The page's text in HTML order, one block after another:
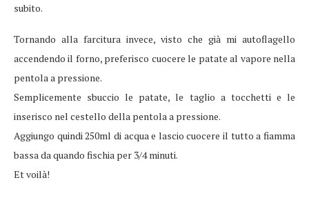
subito.
Tornando alla farcitura invece, visto che già mi autoflagello
accendendo il forno, preferisco cuocere le patate al vapore nella
pentola a pressione.
Semplicemente sbuccio le patate, le taglio a tocchetti e le
inserisco nel cestello della pentola a pressione.
Aggiungo quindi 250ml di acqua e lascio cuocere il tutto a fiamma
bassa da quando fischia per 3/4 minuti.
Et voilà!